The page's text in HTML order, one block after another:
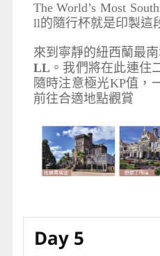
The World’s Most
ll的隨行杯就是印製這
來到寧靜的紐西蘭最
LL 。我們將在此連住
隨時注意極光KP值，
前往合適地點觀賞
Day 5